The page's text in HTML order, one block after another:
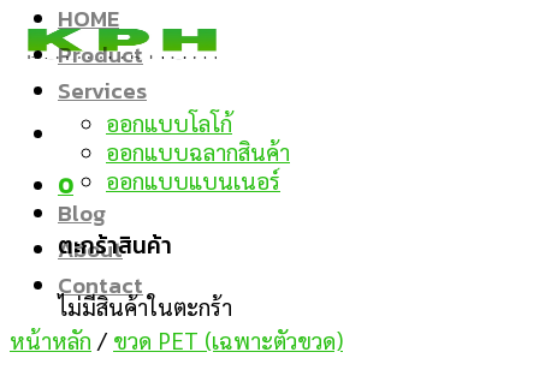
0
ตะกร้าสินค้า
ไม่มีสินค้าในตะกร้า
HOME
Product
Services
ออกแบบโลโก้
ออกแบบฉลากสินค้า
ออกแบบแบนเนอร์
Blog
About
Contact
หน้าหลัก / ขวด PET (เฉพาะตัวขวด)